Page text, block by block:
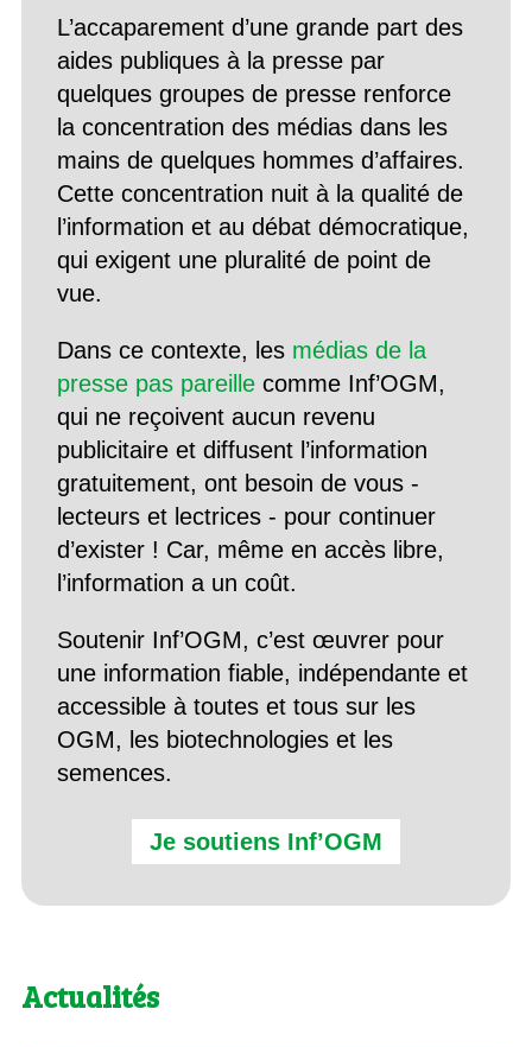
L’accaparement d’une grande part des
aides publiques à la presse par
quelques groupes de presse renforce
la concentration des médias dans les
mains de quelques hommes d’affaires.
Cette concentration nuit à la qualité de
l’information et au débat démocratique,
qui exigent une pluralité de point de
vue.
Dans ce contexte, les médias de la
presse pas pareillecomme Inf’OGM,
qui ne reçoivent aucun revenu
publicitaire et diffusent l’information
gratuitement, ont besoin de vous -
lecteurs et lectrices - pour continuer
d’exister ! Car, même en accès libre,
l’information a un coût.
Soutenir Inf’OGM, c’est œuvrer pour
une information fiable, indépendante et
accessible à toutes et tous sur les
OGM, les biotechnologies et les
semences.
Je soutiens Inf’OGM
Actualités